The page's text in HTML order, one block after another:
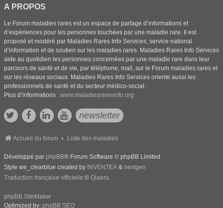
A PROPOS
Le Forum maladies rares est un espace de partage d’informations et
d’expériences pour les personnes touchées par une maladie rare. Il est
proposé et modéré par Maladies Rares Info Services, service national
d’information et de soutien sur les maladies rares. Maladies Rares Info Services
aide au quotidien les personnes concernées par une maladie rare dans leur
parcours de santé et de vie, par téléphone, mail, sur le Forum maladies rares et
sur les réseaux sociaux. Maladies Rares Info Services oriente aussi les
professionnels de santé et du secteur médico-social.
Plus d’informations : www.maladiesraresinfo.org
newsletter
Accueil du forum Liste des maladies
Développé par phpBB® Forum Software © phpBB Limited
Style we_clearblue created by INVENTEA & nextgen
Traduction française officielle © Qiaeru
phpBB SiteMaker
Optimized by: phpBB SEO